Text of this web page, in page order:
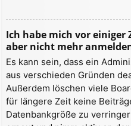
Ich habe mich vor
aber nicht mehr
Es kann sein, dass ein
aus verschieden Gründen
Außerdem löschen viele
für längere Zeit keine
Datenbankgröße zu